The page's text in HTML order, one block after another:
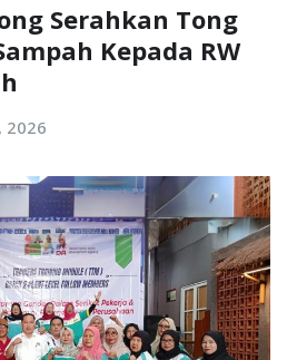
Serahkan Tong
Kepada RW
2026